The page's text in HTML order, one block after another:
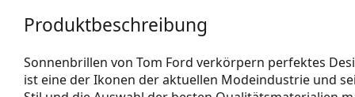
Produktbeschreibung
Sonnenbrillen von Tom Ford verkörpern perfektes
ist eine der Ikonen der aktuellen Modeindustrie und